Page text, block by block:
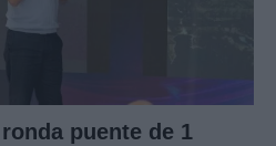
puente de 1